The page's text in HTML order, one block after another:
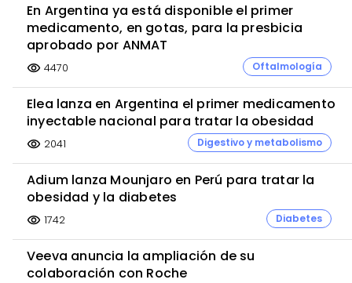
Asturias Málaga Asturias Cantabria...
En Argentina ya está disponible el primer
medicamento, en gotas, para la presbicia
aprobado por ANMAT
visibility 4470 Oftalmología
Elea lanza en Argentina el primer medicamento
inyectable nacional para tratar la obesidad
visibility 2041 Digestivo y metabolismo
Adium lanza Mounjaro en Perú para tratar la
obesidad y la diabetes
visibility 1742 Diabetes
Veeva anuncia la ampliación de su
colaboración con Roche